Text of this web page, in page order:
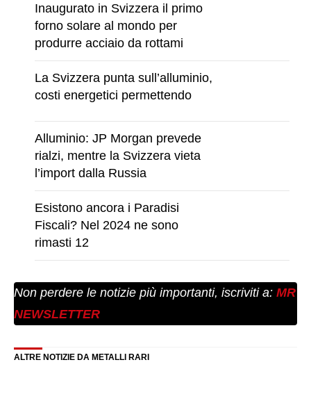
Inaugurato in Svizzera il primo
forno solare al mondo per
produrre acciaio da rottami
La Svizzera punta sull’alluminio,
costi energetici permettendo
Alluminio: JP Morgan prevede
rialzi, mentre la Svizzera vieta
l’import dalla Russia
Esistono ancora i Paradisi
Fiscali? Nel 2024 ne sono
rimasti 12
Non perdere le notizie più importanti, iscriviti a: MR
NEWSLETTER
ALTRE NOTIZIE DA METALLI RARI